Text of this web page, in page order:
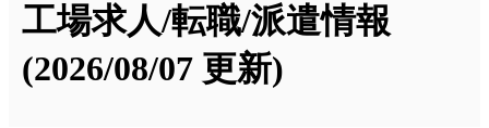
工場求人/転職/派遣情報
(2026/08/07 更新)